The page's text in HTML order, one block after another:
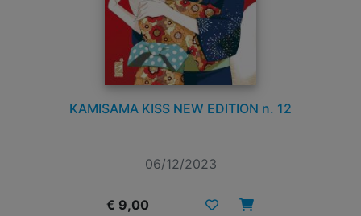
KAMISAMA KISS NEW EDITION n. 12
06/12/2023
€ 9,00